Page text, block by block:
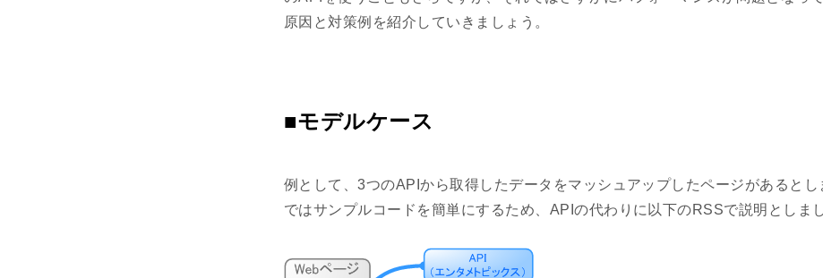
原因と対策例を紹介していきましょう。
■モデルケース
例として、3つのAPIから取得したデータをマッシュアップしたページがあるとし
ではサンプルコードを簡単にするため、APIの代わりに以下のRSSで説明としまし